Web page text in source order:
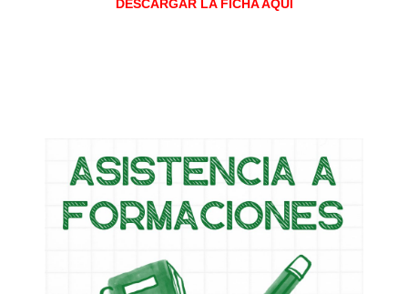
DESCARGAR LA FICHA AQUÍ